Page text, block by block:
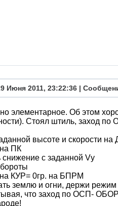
Июня 2011, 23:22:36 |
элементарное. Об этом
Стоял штиль, заход по
высоте и скорости
ПК
снижение с заданной Vу
КУР= 0гр. на БПРМ
землю и огни, держи
что заход по ОСП-